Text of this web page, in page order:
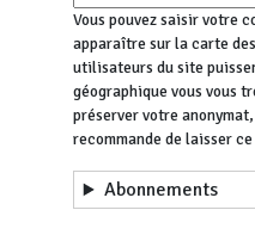
Vous pouvez saisir votre
apparaître sur la carte
utilisateurs du site
géographique vous vous
préserver votre
recommande de laisser
Abonnements